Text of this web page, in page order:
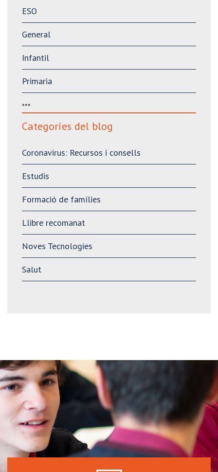
ESO
General
Infantil
Primaria
***
Categories del blog
Coronavirus: Recursos i consells
Estudis
Formació de famílies
Llibre recomanat
Noves Tecnologies
Salut